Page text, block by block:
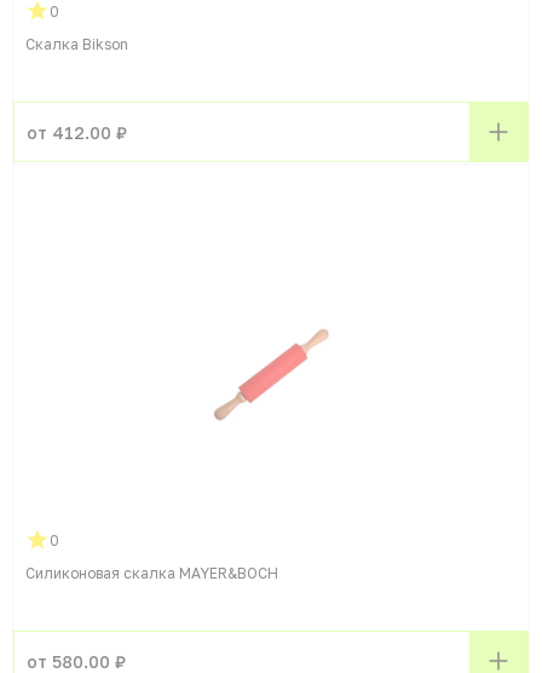
0
Скалка Bikson
от 412.00 ₽
0
Силиконовая скалка MAYER&BOCH
от 580.00 ₽